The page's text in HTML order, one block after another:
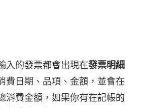
入的發票都會出現在發票明細
費日期、品項、金額，並會在
消費金額，如果你有在記帳的